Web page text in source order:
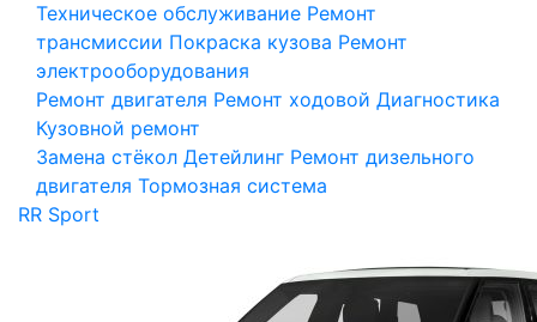
Техническое обслуживание Ремонт
трансмиссии Покраска кузова Ремонт
электрооборудования
Ремонт двигателя Ремонт ходовой Диагностика
Кузовной ремонт
Замена стёкол Детейлинг Ремонт дизельного
двигателя Тормозная система
RR Sport